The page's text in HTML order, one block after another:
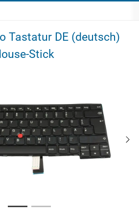
Tastatur DE (deutsch)
Stick